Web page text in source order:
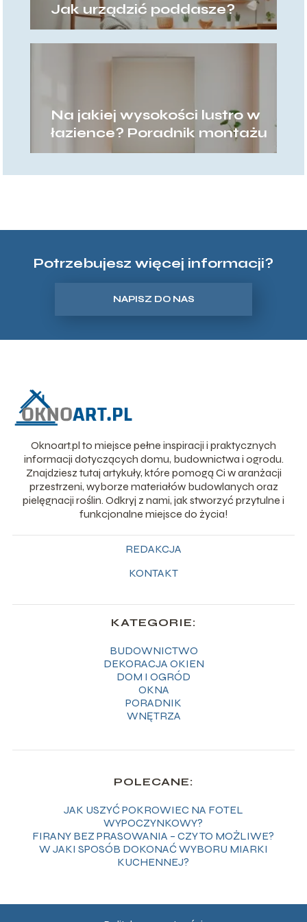
Jak urządzić poddasze?
Na jakiej wysokości lustro w
łazience? Poradnik montażu
Potrzebujesz więcej informacji?
NAPISZ DO NAS
Oknoart.pl to miejsce pełne inspiracji i praktycznych
informacji dotyczących domu, budownictwa i ogrodu.
Znajdziesz tutaj artykuły, które pomogą Ci w aranżacji
przestrzeni, wyborze materiałów budowlanych oraz
pielęgnacji roślin. Odkryj z nami, jak stworzyć przytulne i
funkcjonalne miejsce do życia!
REDAKCJA
KONTAKT
KATEGORIE:
BUDOWNICTWO
DEKORACJA OKIEN
DOM I OGRÓD
OKNA
PORADNIK
WNĘTRZA
POLECANE:
JAK USZYĆ POKROWIEC NA FOTEL
WYPOCZYNKOWY?
FIRANY BEZ PRASOWANIA – CZY TO MOŻLIWE?
W JAKI SPOSÓB DOKONAĆ WYBORU MIARKI
KUCHENNEJ?